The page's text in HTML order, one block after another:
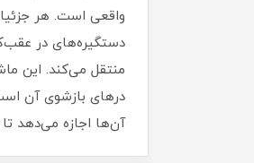
واقعی است. هر
دستگیره‌های در
منتقل می‌کند. این
درهای بازشوی آن
آن‌ها اجازه می‌دهد